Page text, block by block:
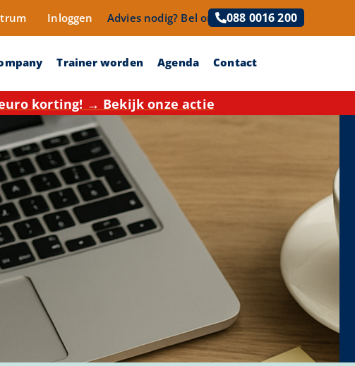
Inloggen Advies nodig? Bel ons! 088 0016 200
Trainer worden Agenda Contact
korting! → Bekijk onze actie